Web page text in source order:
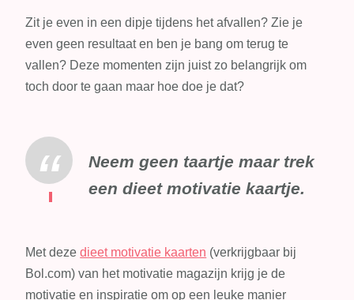
Zit je even in een dipje tijdens het afvallen? Zie je
even geen resultaat en ben je bang om terug te
vallen? Deze momenten zijn juist zo belangrijk om
toch door te gaan maar hoe doe je dat?
Neem geen taartje maar trek
een dieet motivatie kaartje.
Met dezedieet motivatie kaarten (verkrijgbaar bij
Bol.com) van het motivatie magazijn krijg je de
motivatie en inspiratie om op een leuke manier